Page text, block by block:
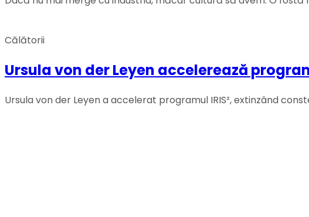
Călătorii
Ursula von der Leyen accelerează
Ursula von der Leyen a accelerat programul IRIS², extinzând